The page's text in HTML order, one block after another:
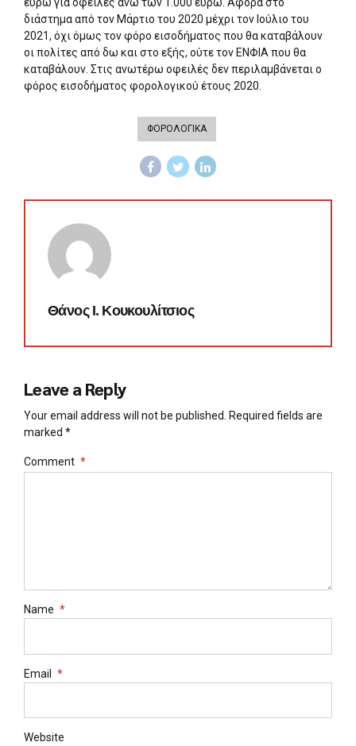
διάστημα από τον Μάρτιο του 2020 μέχρι τον Ιούλιο του
2021, όχι όμως τον φόρο εισοδήματος που θα καταβάλουν
οι πολίτες από δω και στο εξής, ούτε τον ΕΝΦΙΑ που θα
καταβάλουν. Στις ανωτέρω οφειλές δεν περιλαμβάνεται ο
φόρος εισοδήματος φορολογικού έτους 2020.
ΦΟΡΟΛΟΓΙΚΑ
Θάνος Ι. Κουκουλίτσιος
Leave a Reply
Your email address will not be published. Required fields are
marked *
Comment *
Name *
Email *
Website